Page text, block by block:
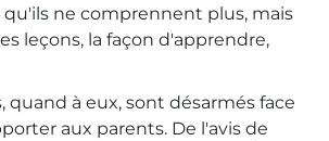
qu'ils ne comprennent plus, mais
leçons, la façon d'apprendre,
quand à eux, sont désarmés face
aux parents. De l'avis de